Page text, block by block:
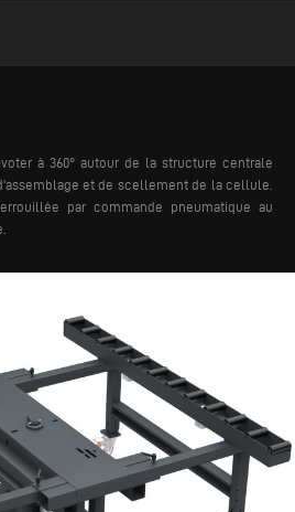
à 360° autour de la structure centrale
et de scellement de la cellule.
par commande pneumatique au